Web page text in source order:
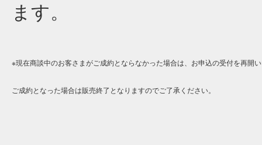
ます。
※現在商談中のお客さまがご成約とならなかった場合は、お申込の受付を再開
ご成約となった場合は販売終了となりますのでご了承ください。